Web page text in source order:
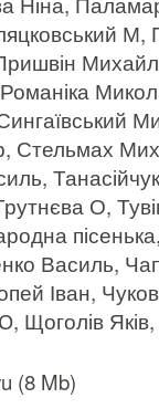
М,
Романіка
О,
Василь,
Іван,
Щоголів
(8 Mb)